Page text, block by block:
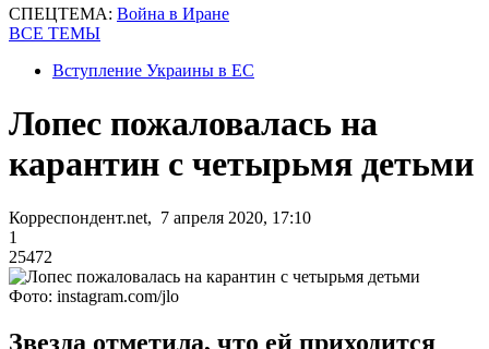
СПЕЦТЕМА: Война в Иране
ВСЕ ТЕМЫ
Вступление Украины в ЕС
Лопес пожаловалась на
карантин с четырьмя детьми
Корреспондент.net, 7 апреля 2020, 17:10
1
25472
Фото: instagram.com/jlo
Звезда отметила, что ей приходится